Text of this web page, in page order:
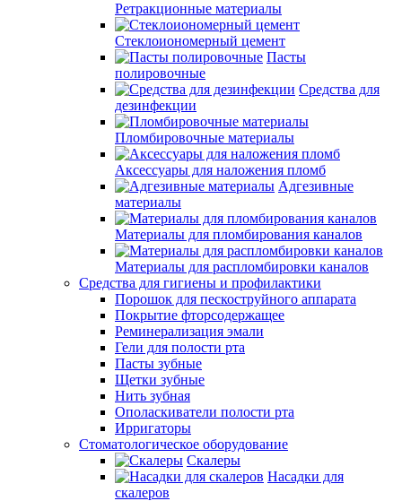
Ретракционные материалы
Стеклоиономерный цемент
Пасты
полировочные
Средства для
дезинфекции
Пломбировочные материалы
Аксессуары для наложения пломб
Адгезивные
материалы
Материалы для пломбирования каналов
Материалы для распломбировки каналов
Средства для гигиены и профилактики
Порошок для пескоструйного аппарата
Покрытие фторсодержащее
Реминерализация эмали
Гели для полости рта
Пасты зубные
Щетки зубные
Нить зубная
Ополаскиватели полости рта
Ирригаторы
Стоматологическое оборудование
Скалеры
Насадки для
скалеров